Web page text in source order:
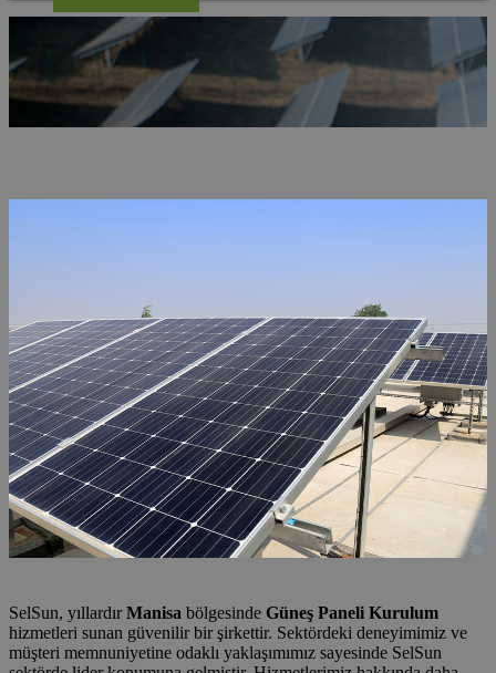
SelSun, yıllardırManisa bölgesinde Güneş Paneli Kurulum
hizmetleri sunan güvenilir bir şirkettir. Sektördeki deneyimimiz ve
müşteri memnuniyetine odaklı yaklaşımımız sayesinde SelSun